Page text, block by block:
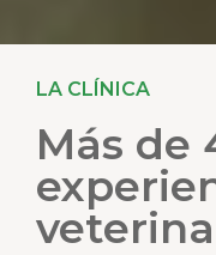
LA CLÍNICA
Más de